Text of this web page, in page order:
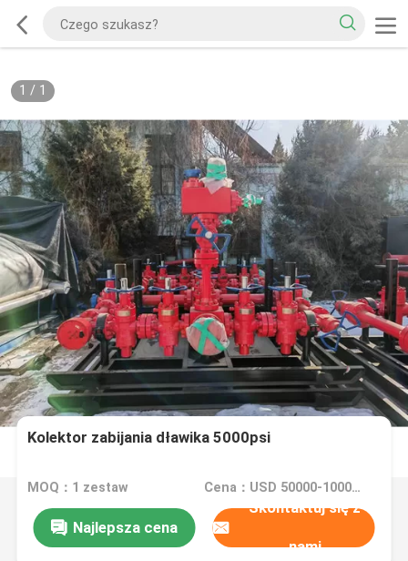
1 / 1
Kolektor zabijania dławika 5000psi
MOQ：1 zestaw Cena：USD 50000-100000 per set
Najlepsza cena
Skontaktuj się z
nami